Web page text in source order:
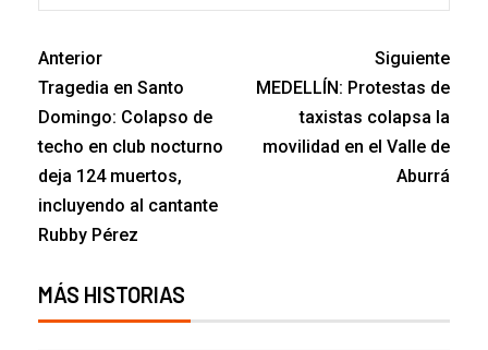
Anterior
Tragedia en Santo
Domingo: Colapso de
techo en club nocturno
deja 124 muertos,
incluyendo al cantante
Rubby Pérez
Siguiente
MEDELLÍN: Protestas de
taxistas colapsa la
movilidad en el Valle de
Aburrá
MÁS HISTORIAS